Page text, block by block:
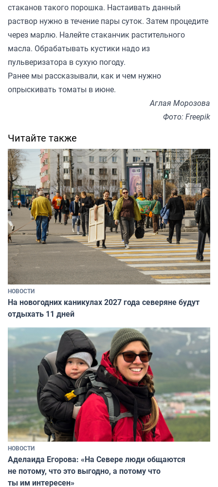
стаканов такого порошка. Настаивать данный
раствор нужно в течение пары суток. Затем процедите
через марлю. Налейте стаканчик растительного
масла. Обрабатывать кустики надо из
пульверизатора в сухую погоду.
Ранее мы рассказывали, как и чем нужно
опрыскивать томаты в июне.
Аглая Морозова
Фото: Freepik
Читайте также
НОВОСТИ
На новогодних каникулах 2027 года северяне будут
отдыхать 11 дней
НОВОСТИ
Аделаида Егорова: «На Севере люди общаются
не потому, что это выгодно, а потому что
ты им интересен»